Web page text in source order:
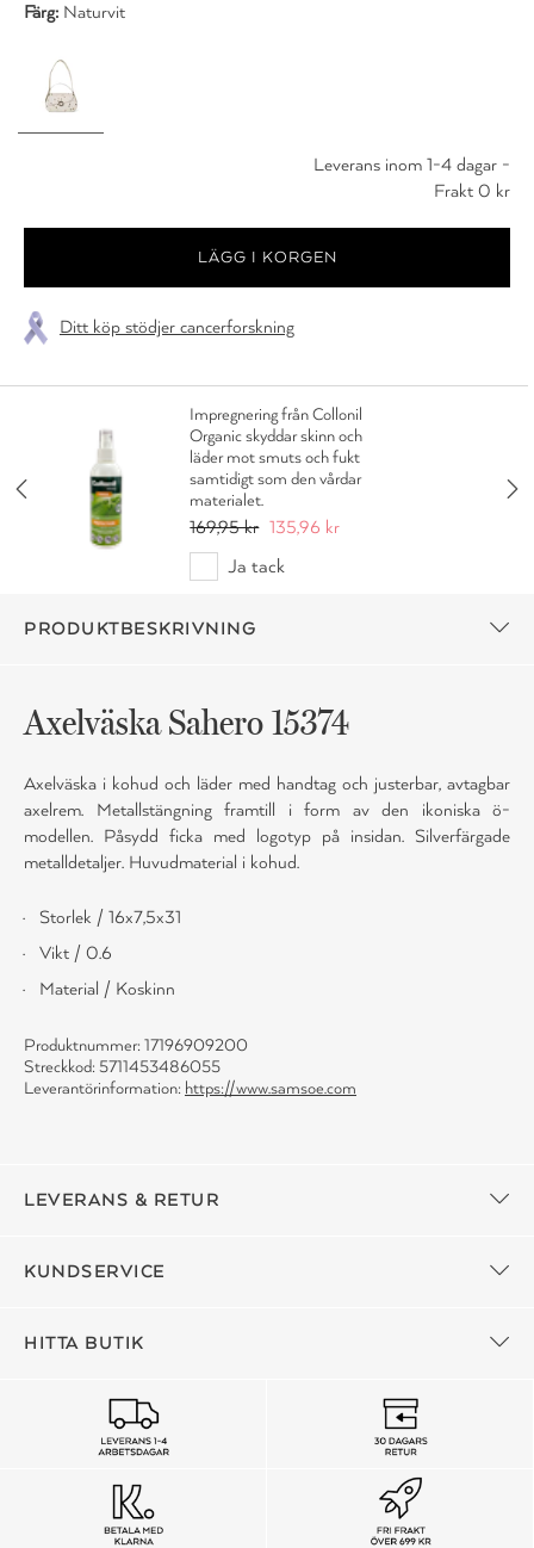
Färg: Naturvit
Leverans inom 1-4 dagar -
Frakt 0 kr
Ditt köp stödjer cancerforskning
Impregnering från Collonil
Organic skyddar skinn och
läder mot smuts och fukt
samtidigt som den vårdar
materialet.
169,95 kr 135,96 kr
Ja tack
PRODUKTBESKRIVNING
Axelväska Sahero 15374
Axelväska i kohud och läder med handtag och justerbar, avtagbar
axelrem. Metallstängning framtill i form av den ikoniska ö-
modellen. Påsydd ficka med logotyp på insidan. Silverfärgade
metalldetaljer. Huvudmaterial i kohud.
Storlek / 16x7,5x31
Vikt / 0.6
Material / Koskinn
Produktnummer: 17196909200
Streckkod: 5711453486055
Leverantörinformation: https://www.samsoe.com
LEVERANS & RETUR
KUNDSERVICE
HITTA BUTIK